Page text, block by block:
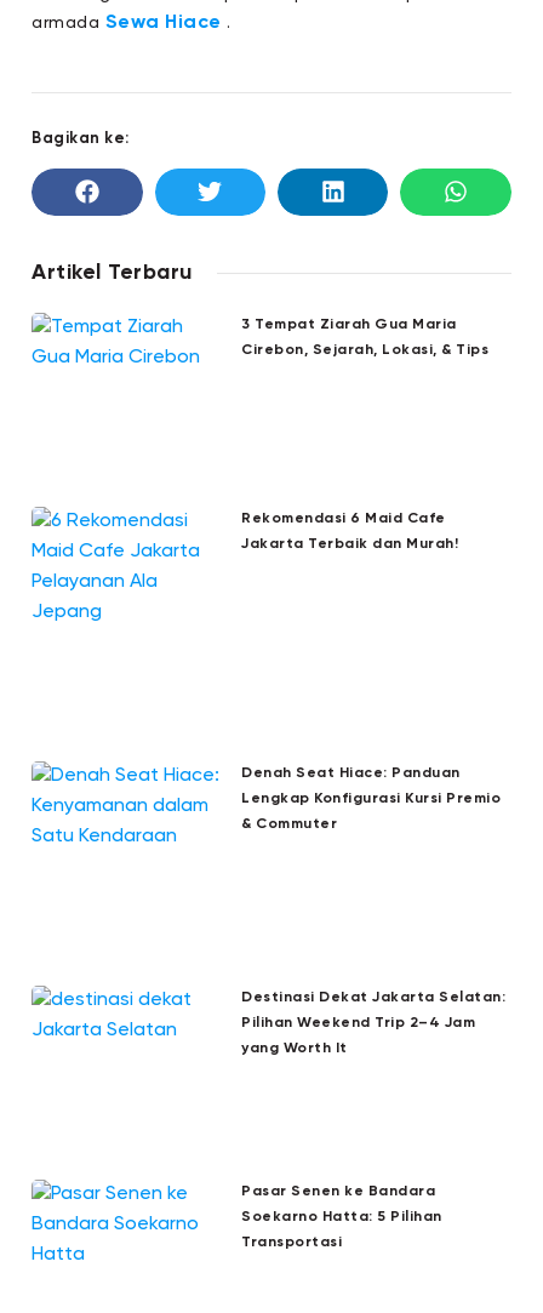
armada Sewa Hiace .
Bagikan ke:
Artikel Terbaru
3 Tempat Ziarah Gua Maria
Cirebon, Sejarah, Lokasi, & Tips
Rekomendasi 6 Maid Cafe
Jakarta Terbaik dan Murah!
Denah Seat Hiace: Panduan
Lengkap Konfigurasi Kursi Premio
& Commuter
Destinasi Dekat Jakarta Selatan:
Pilihan Weekend Trip 2–4 Jam
yang Worth It
Pasar Senen ke Bandara
Soekarno Hatta: 5 Pilihan
Transportasi